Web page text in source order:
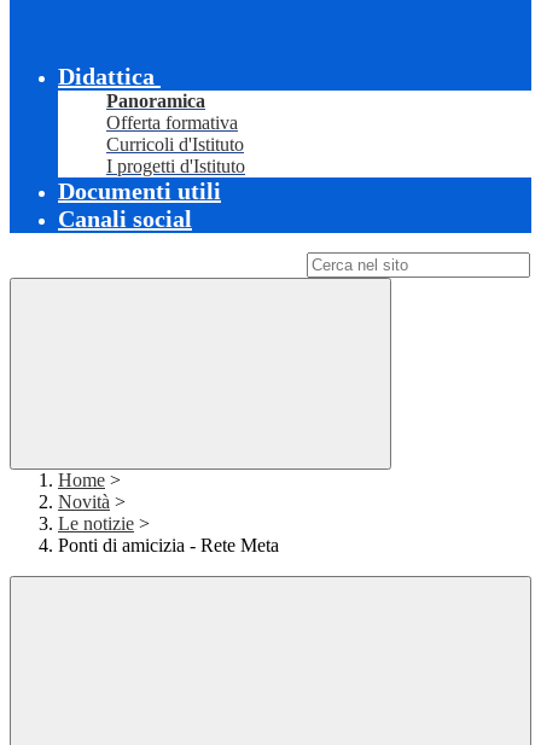
Didattica
Panoramica
Offerta formativa
Curricoli d'Istituto
I progetti d'Istituto
Documenti utili
Canali social
Home >
Novità >
Le notizie >
Ponti di amicizia - Rete Meta